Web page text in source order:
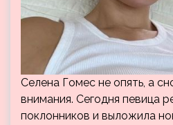
Селена Гомес не опять, а
внимания. Сегодня певица
поклонников и выложила